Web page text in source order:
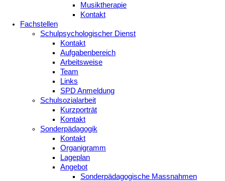
Musiktherapie
Kontakt
Fachstellen
Schulpsychologischer Dienst
Kontakt
Aufgabenbereich
Arbeitsweise
Team
Links
SPD Anmeldung
Schulsozialarbeit
Kurzporträt
Kontakt
Sonderpädagogik
Kontakt
Organigramm
Lageplan
Angebot
Sonderpädagogische Massnahmen